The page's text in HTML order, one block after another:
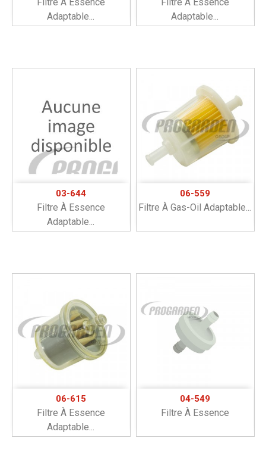
Adaptable...
Adaptable...
03-644
Filtre À Essence
Adaptable...
06-559
Filtre À Gas-Oil Adaptable...
06-615
Filtre À Essence
Adaptable...
04-549
Filtre À Essence